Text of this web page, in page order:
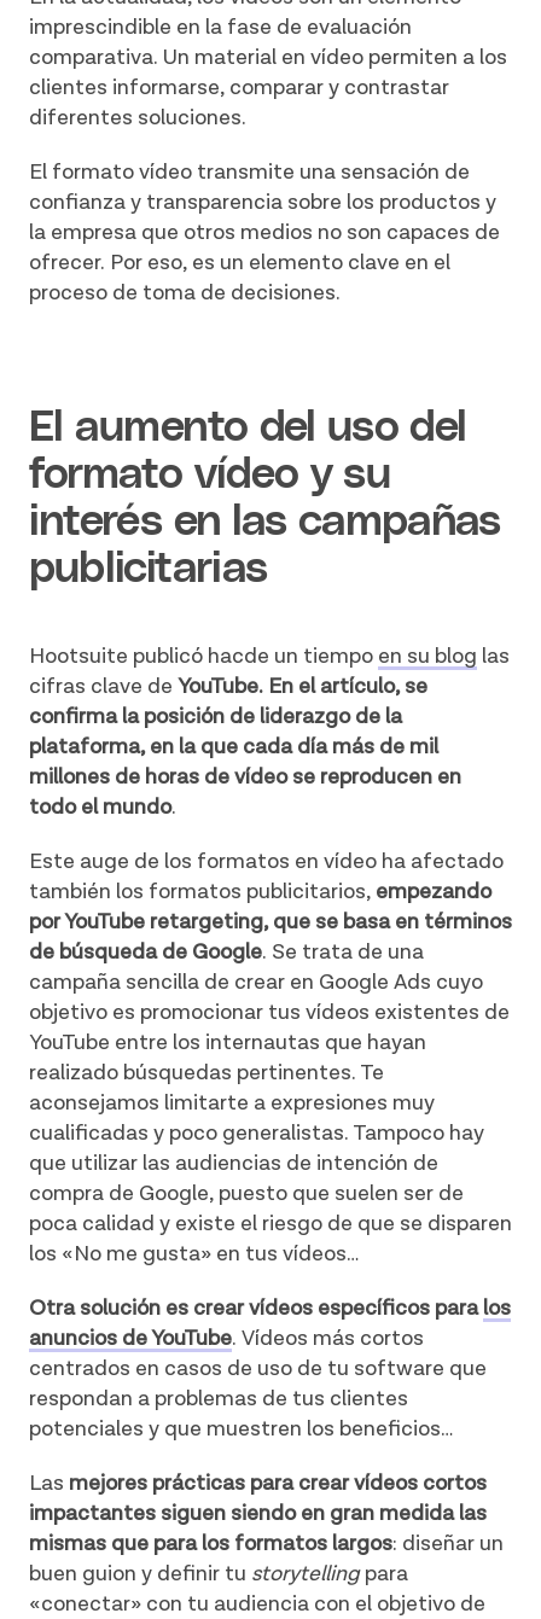
imprescindible en la fase de evaluación
comparativa. Un material en vídeo permiten a los
clientes informarse, comparar y contrastar
diferentes soluciones.
El formato vídeo transmite una sensación de
confianza y transparencia sobre los productos y
la empresa que otros medios no son capaces de
ofrecer. Por eso, es un elemento clave en el
proceso de toma de decisiones.
El aumento del uso del
formato vídeo y su
interés en las campañas
publicitarias
Hootsuite publicó hacde un tiempo en su blog las
cifras clave de YouTube. En el artículo, se
confirma la posición de liderazgo de la
plataforma, en la que cada día más de mil
millones de horas de vídeo se reproducen en
todo el mundo.
Este auge de los formatos en vídeo ha afectado
también los formatos publicitarios, empezando
por YouTube retargeting, que se basa en términos
de búsqueda de Google. Se trata de una
campaña sencilla de crear en Google Ads cuyo
objetivo es promocionar tus vídeos existentes de
YouTube entre los internautas que hayan
realizado búsquedas pertinentes. Te
aconsejamos limitarte a expresiones muy
cualificadas y poco generalistas. Tampoco hay
que utilizar las audiencias de intención de
compra de Google, puesto que suelen ser de
poca calidad y existe el riesgo de que se disparen
los «No me gusta» en tus vídeos…
Otra solución es crear vídeos específicos paralos
anuncios de YouTube. Vídeos más cortos
centrados en casos de uso de tu software que
respondan a problemas de tus clientes
potenciales y que muestren los beneficios…
Las mejores prácticas para crear vídeos cortos
impactantes siguen siendo en gran medida las
mismas que para los formatos largos: diseñar un
buen guion y definir tu storytellingpara
«conectar» con tu audiencia con el objetivo de